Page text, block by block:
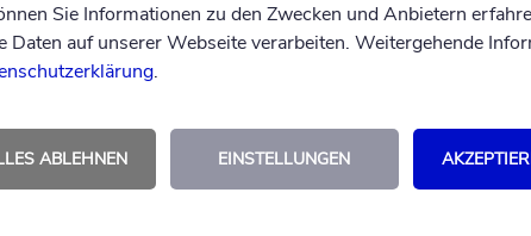
Einsatz gegen Judenhass:
Iris Berben erhält
Kulturpolitikpreis
Die Schauspielerin steht nicht nur vor der
Sie Informationen zu den Zwecken und Anbietern
Daten auf unserer Webseite verarbeiten. Weitergehende
.
ABLEHNEN EINSTELLUNGEN